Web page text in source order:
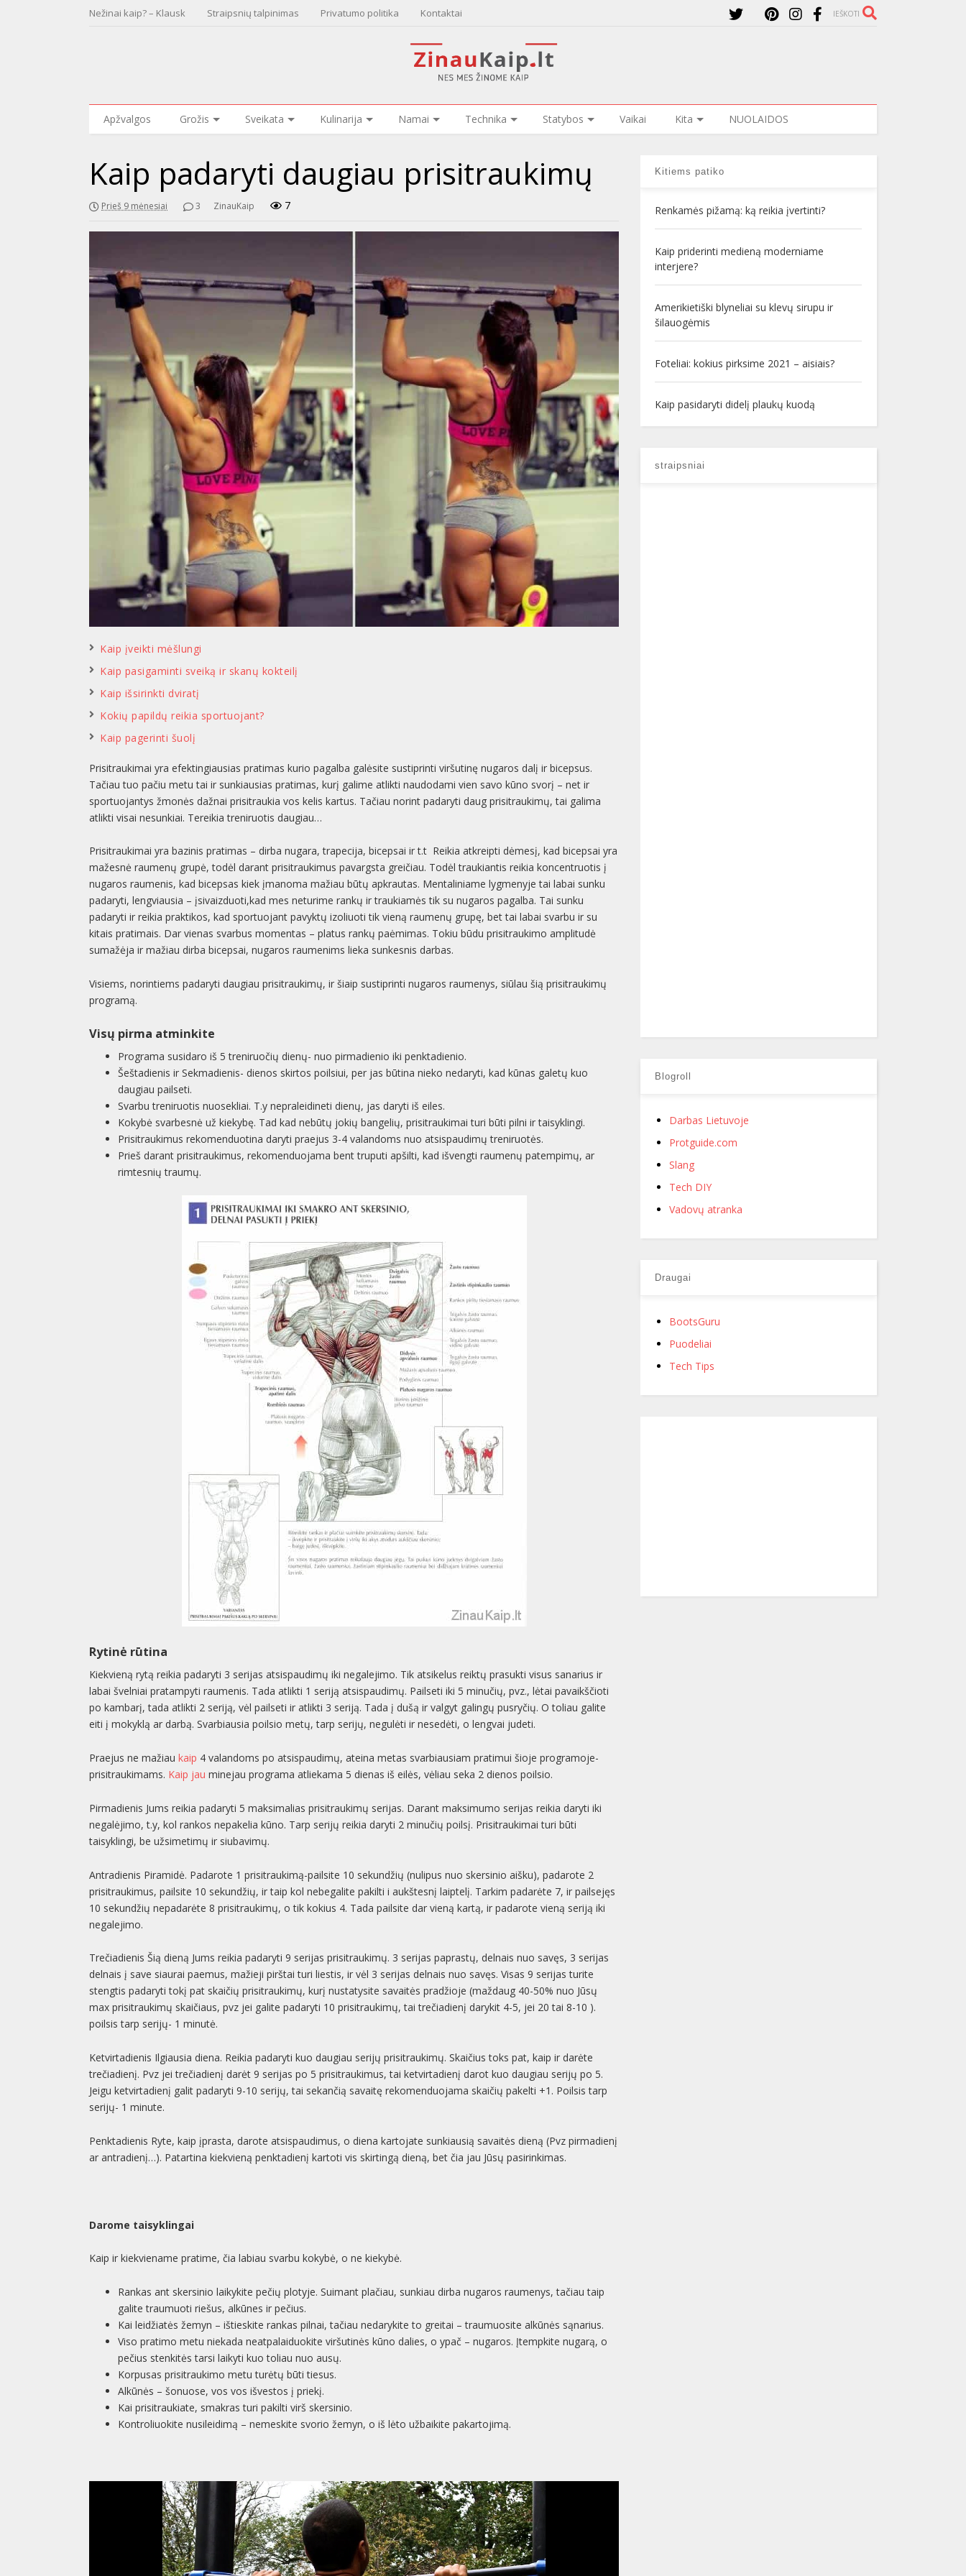
Nežinai kaip? – Klausk Straipsnių talpinimas Privatumo politika Kontaktai IEŠKOTI
Apžvalgos Grožis Sveikata Kulinarija Namai Technika Statybos Vaikai Kita NUOLAIDOS
Kaip padaryti daugiau prisitraukimų
Prieš 9 mėnesiai 3 ZinauKaip 7
Kaip įveikti mėšlungi
Kaip pasigaminti sveiką ir skanų kokteilį
Kaip išsirinkti dviratį
Kokių papildų reikia sportuojant?
Kaip pagerinti šuolį
Prisitraukimai yra efektingiausias pratimas kurio pagalba galėsite sustiprinti viršutinę nugaros dalį ir bicepsus.
Tačiau tuo pačiu metu tai ir sunkiausias pratimas, kurį galime atlikti naudodami vien savo kūno svorį – net ir
sportuojantys žmonės dažnai prisitraukia vos kelis kartus. Tačiau norint padaryti daug prisitraukimų, tai galima
atlikti visai nesunkiai. Tereikia treniruotis daugiau…
Prisitraukimai yra bazinis pratimas – dirba nugara, trapecija, bicepsai ir t.t Reikia atkreipti dėmesį, kad bicepsai yra
mažesnė raumenų grupė, todėl darant prisitraukimus pavargsta greičiau. Todėl traukiantis reikia koncentruotis į
nugaros raumenis, kad bicepsas kiek įmanoma mažiau būtų apkrautas. Mentaliniame lygmenyje tai labai sunku
padaryti, lengviausia – įsivaizduoti,kad mes neturime rankų ir traukiamės tik su nugaros pagalba. Tai sunku
padaryti ir reikia praktikos, kad sportuojant pavyktų izoliuoti tik vieną raumenų grupę, bet tai labai svarbu ir su
kitais pratimais. Dar vienas svarbus momentas – platus rankų paėmimas. Tokiu būdu prisitraukimo amplitudė
sumažėja ir mažiau dirba bicepsai, nugaros raumenims lieka sunkesnis darbas.
Visiems, norintiems padaryti daugiau prisitraukimų, ir šiaip sustiprinti nugaros raumenys, siūlau šią prisitraukimų
programą.
Visų pirma atminkite
Programa susidaro iš 5 treniruočių dienų- nuo pirmadienio iki penktadienio.
Šeštadienis ir Sekmadienis- dienos skirtos poilsiui, per jas būtina nieko nedaryti, kad kūnas galetų kuo
daugiau pailseti.
Svarbu treniruotis nuosekliai. T.y nepraleidineti dienų, jas daryti iš eiles.
Kokybė svarbesnė už kiekybę. Tad kad nebūtų jokių bangelių, prisitraukimai turi būti pilni ir taisyklingi.
Prisitraukimus rekomenduotina daryti praejus 3-4 valandoms nuo atsispaudimų treniruotės.
Prieš darant prisitraukimus, rekomenduojama bent truputi apšilti, kad išvengti raumenų patempimų, ar
rimtesnių traumų.
Rytinė rūtina
Kiekvieną rytą reikia padaryti 3 serijas atsispaudimų iki negalejimo. Tik atsikelus reiktų prasukti visus sanarius ir
labai švelniai pratampyti raumenis. Tada atlikti 1 seriją atsispaudimų. Pailseti iki 5 minučių, pvz., lėtai pavaikščioti
po kambarį, tada atlikti 2 seriją, vėl pailseti ir atlikti 3 seriją. Tada į dušą ir valgyt galingų pusryčių. O toliau galite
eiti į mokyklą ar darbą. Svarbiausia poilsio metų, tarp serijų, negulėti ir nesedėti, o lengvai judeti.
Praejus ne mažiaukaip 4 valandoms po atsispaudimų, ateina metas svarbiausiam pratimui šioje programoje-
prisitraukimams. Kaip jau minejau programa atliekama 5 dienas iš eilės, vėliau seka 2 dienos poilsio.
Pirmadienis Jums reikia padaryti 5 maksimalias prisitraukimų serijas. Darant maksimumo serijas reikia daryti iki
negalėjimo, t.y, kol rankos nepakelia kūno. Tarp serijų reikia daryti 2 minučių poilsį. Prisitraukimai turi būti
taisyklingi, be užsimetimų ir siubavimų.
Antradienis Piramidė. Padarote 1 prisitraukimą-pailsite 10 sekundžių (nulipus nuo skersinio aišku), padarote 2
prisitraukimus, pailsite 10 sekundžių, ir taip kol nebegalite pakilti i aukštesnį laiptelį. Tarkim padarėte 7, ir pailsejęs
10 sekundžių nepadarėte 8 prisitraukimų, o tik kokius 4. Tada pailsite dar vieną kartą, ir padarote vieną seriją iki
negalejimo.
Trečiadienis Šią dieną Jums reikia padaryti 9 serijas prisitraukimų. 3 serijas paprastų, delnais nuo savęs, 3 serijas
delnais į save siaurai paemus, mažieji pirštai turi liestis, ir vėl 3 serijas delnais nuo savęs. Visas 9 serijas turite
stengtis padaryti tokį pat skaičių prisitraukimų, kurį nustatysite savaitės pradžioje (maždaug 40-50% nuo Jūsų
max prisitraukimų skaičiaus, pvz jei galite padaryti 10 prisitraukimų, tai trečiadienį darykit 4-5, jei 20 tai 8-10 ).
poilsis tarp serijų- 1 minutė.
Ketvirtadienis Ilgiausia diena. Reikia padaryti kuo daugiau serijų prisitraukimų. Skaičius toks pat, kaip ir darėte
trečiadienį. Pvz jei trečiadienį darėt 9 serijas po 5 prisitraukimus, tai ketvirtadienį darot kuo daugiau serijų po 5.
Jeigu ketvirtadienį galit padaryti 9-10 serijų, tai sekančią savaitę rekomenduojama skaičių pakelti +1. Poilsis tarp
serijų- 1 minute.
Penktadienis Ryte, kaip įprasta, darote atsispaudimus, o diena kartojate sunkiausią savaitės dieną (Pvz pirmadienį
ar antradienį…). Patartina kiekvieną penktadienį kartoti vis skirtingą dieną, bet čia jau Jūsų pasirinkimas.
Darome taisyklingai
Kaip ir kiekviename pratime, čia labiau svarbu kokybė, o ne kiekybė.
Rankas ant skersinio laikykite pečių plotyje. Suimant plačiau, sunkiau dirba nugaros raumenys, tačiau taip
galite traumuoti riešus, alkūnes ir pečius.
Kai leidžiatės žemyn – ištieskite rankas pilnai, tačiau nedarykite to greitai – traumuosite alkūnės sąnarius.
Viso pratimo metu niekada neatpalaiduokite viršutinės kūno dalies, o ypač – nugaros. Įtempkite nugarą, o
pečius stenkitės tarsi laikyti kuo toliau nuo ausų.
Korpusas prisitraukimo metu turėtų būti tiesus.
Alkūnės – šonuose, vos vos išvestos į priekį.
Kai prisitraukiate, smakras turi pakilti virš skersinio.
Kontroliuokite nusileidimą – nemeskite svorio žemyn, o iš lėto užbaikite pakartojimą.
Kitiems patiko
Renkamės pižamą: ką reikia įvertinti?
Kaip priderinti medieną moderniame
interjere?
Amerikietiški blyneliai su klevų sirupu ir
šilauogėmis
Foteliai: kokius pirksime 2021 – aisiais?
Kaip pasidaryti didelį plaukų kuodą
straipsniai
Blogroll
Darbas Lietuvoje
Protguide.com
Slang
Tech DIY
Vadovų atranka
Draugai
BootsGuru
Puodeliai
Tech Tips